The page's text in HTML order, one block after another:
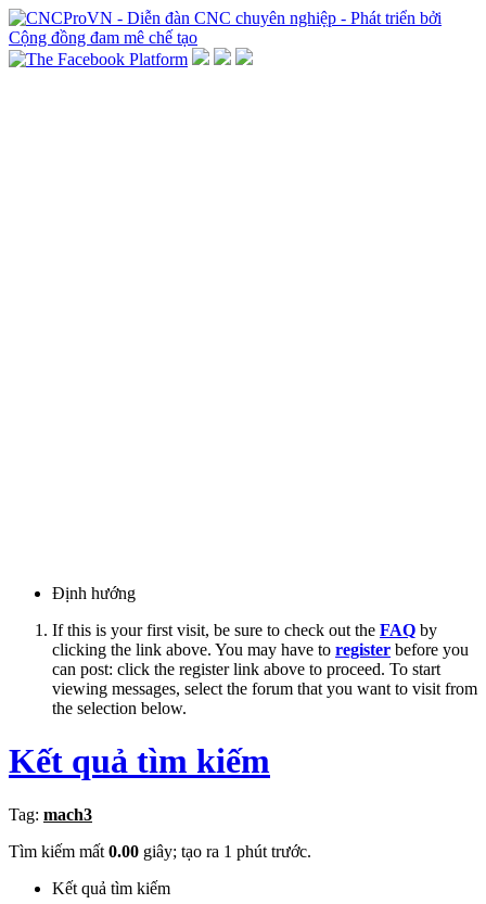
Định hướng
If this is your first visit, be sure to check out the FAQ by
clicking the link above. You may have to register before you
can post: click the register link above to proceed. To start
viewing messages, select the forum that you want to visit from
the selection below.
Kết quả tìm kiếm
Tag: mach3
Tìm kiếm mất 0.00 giây; tạo ra 1 phút trước.
Kết quả tìm kiếm